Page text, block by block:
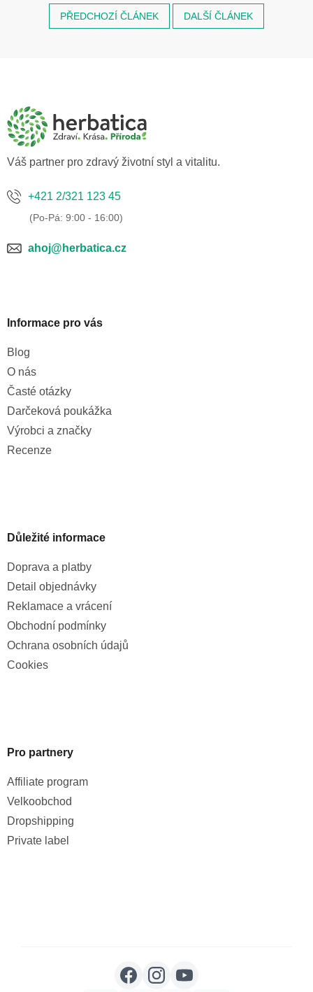
PŘEDCHOZÍ ČLÁNEK DALŠÍ ČLÁNEK
a
Váš partner pro zdravý životní styl a vitalitu.
+421 2/321 123 45
ahoj@herbatica.cz
Informace pro vás
Blog
O nás
Časté otázky
Darčeková poukážka
Výrobci a značky
Recenze
Důležité informace
Doprava a platby
Detail objednávky
Reklamace a vrácení
Obchodní podmínky
Ochrana osobních údajů
Cookies
Pro partnery
Affiliate program
Velkoobchod
Dropshipping
Private label